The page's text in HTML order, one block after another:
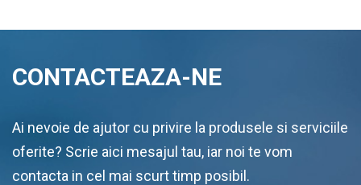
CONTACTEAZA-NE
Ai nevoie de ajutor cu privire la produsele si serviciile
oferite? Scrie aici mesajul tau, iar noi te vom
contacta in cel mai scurt timp posibil.